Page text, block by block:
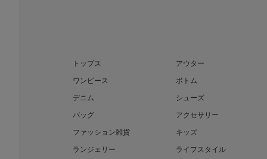
トップス
アウター
ワンピース
ボトム
デニム
シューズ
バッグ
アクセサリー
ファッション雑貨
キッズ
ランジェリー
ライフスタイル